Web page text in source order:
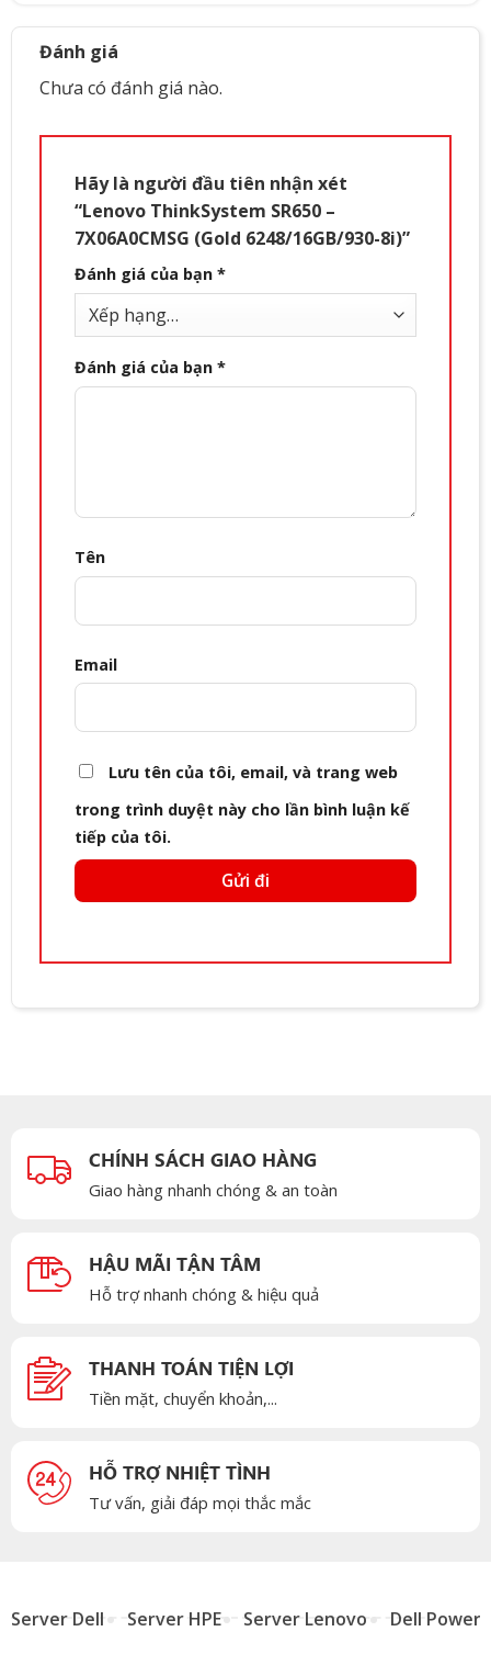
Power Supply
Form Factor
Đánh giá
Chưa có đánh giá nào.
Hãy là người đầu tiên nhận xét
“Lenovo ThinkSystem SR650 –
7X06A0CMSG (Gold 6248/16GB/930-8i)”
Đánh giá của bạn *
Đánh giá của bạn *
Tên
Email
Lưu tên của tôi, email, và trang web
trong trình duyệt này cho lần bình luận kế
tiếp của tôi.
CHÍNH SÁCH GIAO HÀNG
Giao hàng nhanh chóng & an toàn
HẬU MÃI TẬN TÂM
Hỗ trợ nhanh chóng & hiệu quả
THANH TOÁN TIỆN LỢI
Tiền mặt, chuyển khoản,...
HỖ TRỢ NHIỆT TÌNH
Tư vấn, giải đáp mọi thắc mắc
Server Dell Server HPE Server Lenovo Dell